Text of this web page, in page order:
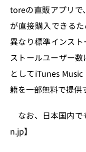
toreの直販アプリで
が直接購入できる
異なり標準インス
ストールユーザー
としてiTunes
籍を一部無料で提供
なお、日本国内で
n.jp】